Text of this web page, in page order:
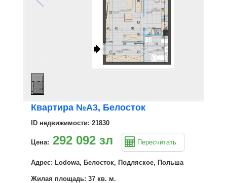
Квартира №A3, Белосток
ID недвижимости: 21830
Цена: 292 092 зл Пересчитать
Адрес: Lodowa, Белосток, Подляское, Польша
Жилая площадь: 37 кв. м.